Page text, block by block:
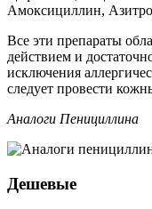
Амоксициллин,
Все эти препараты
действием и
исключения
следует провести
Аналоги Пенициллина
Дешевые